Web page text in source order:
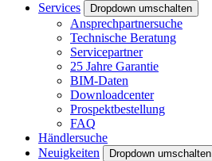
Services
Dropdown umschalten
Ansprechpartnersuche
Technische Beratung
Servicepartner
25 Jahre Garantie
BIM-Daten
Downloadcenter
Prospektbestellung
FAQ
Händlersuche
Neuigkeiten
Dropdown umschalten